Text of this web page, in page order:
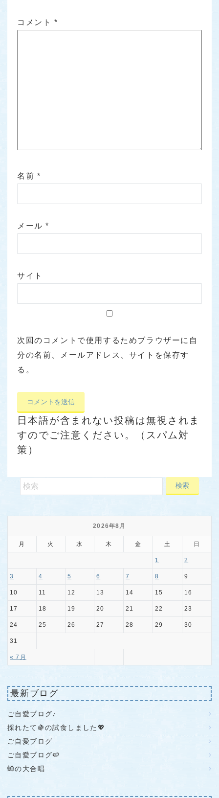
コメント *
名前 *
メール*
サイト
次回のコメントで使用するためブラウザーに自
分の名前、メールアドレス、サイトを保存す
る。
日本語が含まれない投稿は無視されま
すのでご注意ください。（スパム対
策）
2026年8月
月 火 水 木 金 土 日
« 7月
1 2
3 4 5 6 7 8 9
10 11 12 13 14 15 16
17 18 19 20 21 22 23
24 25 26 27 28 29 30
31
最新ブログ
ご自愛ブログ♪
採れたて🍇の試食しました💖
ご自愛ブログ
ご自愛ブログ🍉
蝉の大合唱